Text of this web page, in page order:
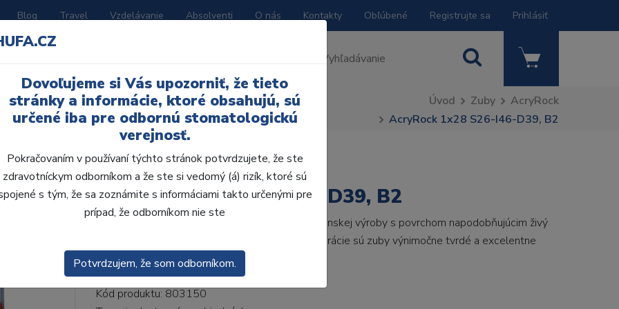
Blog Travel Vzdelávanie Absolventi O nás Kontakty Obľúbené Registrujte sa Prihlásiť
I46-D39, B2 Úvod Zuby
AcryRock
AcryRock 1x28 S26-I46-D39, B2
AcryRock 1x28 S26-I46-D39, B2
• Dvojvrstvové veľmi estetické živičné zuby talianskej výroby s povrchom napodobňujúcim živý
zub.• Vďaka použitiu špeciálnej živice novej generácie sú zuby výnimočne tvrdé a excelentne
odolávajú ab...ZOBRAZIT VÍCE
Kód produktu: 803150
Dovoľujeme si Vás upozorniť, že tieto
stránky a informácie, ktoré obsahujú, sú
určené iba pre odbornú stomatologickú
verejnosť.
Pokračovaním v používaní týchto stránok potvrdzujete, že ste
zdravotníckym odborníkom a že ste si vedomý (á) rizík, ktoré sú
s tým, že sa zoznámite s informáciami takto určenými pre
prípad, že odborníkom nie ste
Potvrdzujem, že som odborníkom.